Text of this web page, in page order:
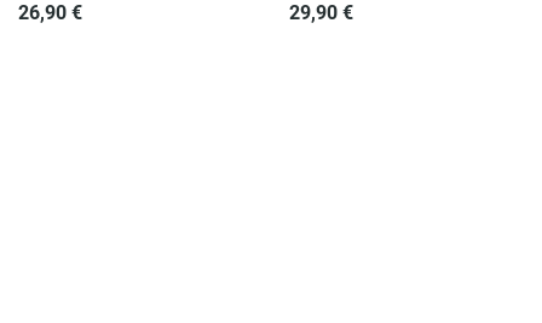
26,90 € 29,90 €